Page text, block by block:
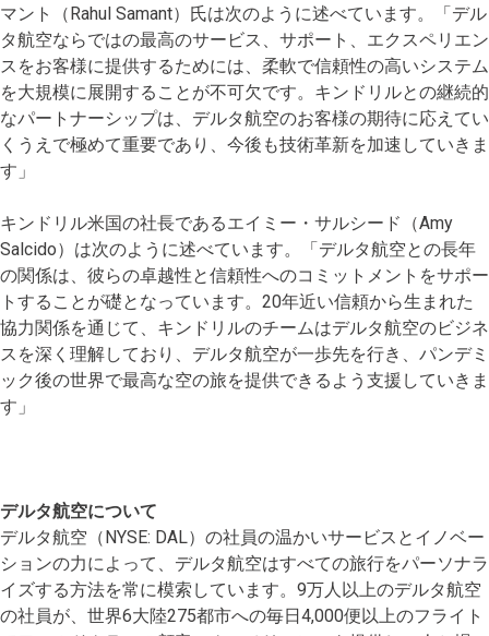
マント（Rahul Samant）氏は次のように述べています。「デル
タ航空ならではの最高のサービス、サポート、エクスペリエン
スをお客様に提供するためには、柔軟で信頼性の高いシステム
を大規模に展開することが不可欠です。キンドリルとの継続的
なパートナーシップは、デルタ航空のお客様の期待に応えてい
くうえで極めて重要であり、今後も技術革新を加速していきま
す」
キンドリル米国の社長であるエイミー・サルシード（Amy
Salcido）は次のように述べています。「デルタ航空との長年
の関係は、彼らの卓越性と信頼性へのコミットメントをサポー
トすることが礎となっています。20年近い信頼から生まれた
協力関係を通じて、キンドリルのチームはデルタ航空のビジネ
スを深く理解しており、デルタ航空が一歩先を行き、パンデミ
ック後の世界で最高な空の旅を提供できるよう支援していきま
す」
デルタ航空について
デルタ航空（NYSE: DAL）の社員の温かいサービスとイノベー
ションの力によって、デルタ航空はすべての旅行をパーソナラ
イズする方法を常に模索しています。9万人以上のデルタ航空
の社員が、世界6大陸275都市への毎日4,000便以上のフライト